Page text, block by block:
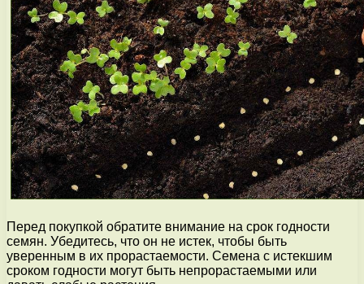
Перед покупкой обратите внимание на срок годности
семян. Убедитесь, что он не истек, чтобы быть
уверенным в их прорастаемости. Семена с истекшим
сроком годности могут быть непрорастаемыми или